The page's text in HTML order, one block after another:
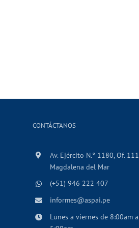
CONTÁCTANOS
Av. Ejército N.° 1180, Of.
Magdalena del Mar
(+51) 946 222 407
informes@aspai.pe
Lunes a viernes de 8:00am a